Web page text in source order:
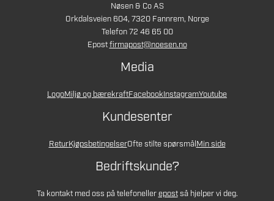
Nøsen & Co AS
Orkdalsveien 604, 7320 Fannrem, Norge
Telefon 72 46 65 00
Epostfirmapost@noesen.no
Media
LogoMiljø og bærekraftFacebookInstagramYoutube
Kundesenter
ReturKjøpsbetingelserOfte stilte spørsmålMin side
Bedriftskunde?
Ta kontakt med oss på telefonellerepostså hjelper vi deg.